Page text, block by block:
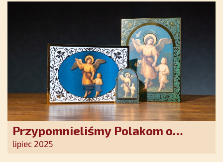
Przypomnieliśmy Polakom o
obecności Anioła Stróża!
lipiec 2025